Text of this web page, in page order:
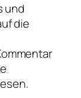
und
die